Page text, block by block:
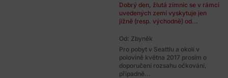
Dobrý den, žlutá zimnic se v rámci
uvedených zemí vyskytuje jen
jižně (resp. východně) od...
Od: Zbyněk
Pro pobyt v Seattlu a okolí v
polovině května 2017 prosím o
doporučení rozsahu očkování,
případně...